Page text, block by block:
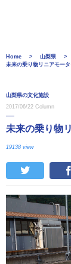
Home 山梨県
未来の乗り物リニアモー
山梨県の文化施設
2017/06/22 Column
未来の乗り物
19138 view